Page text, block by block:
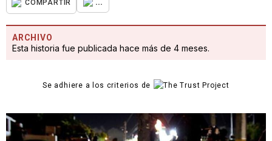
COMPARTIR
ARCHIVO
Esta historia fue publicada hace más de 4 meses.
Se adhiere a los criterios de